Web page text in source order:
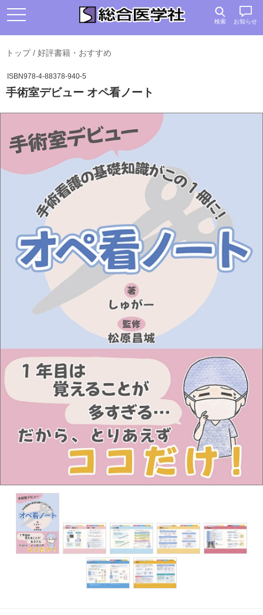
検索 お知らせ
トップ/ 好評書籍・おすすめ
ISBN978-4-88378-940-5
手術室デビュー オペ看ノート